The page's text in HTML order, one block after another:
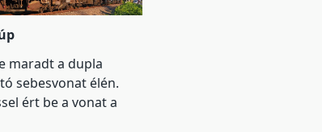
maradt a dupla
sebesvonat élén.
ért be a vonat a